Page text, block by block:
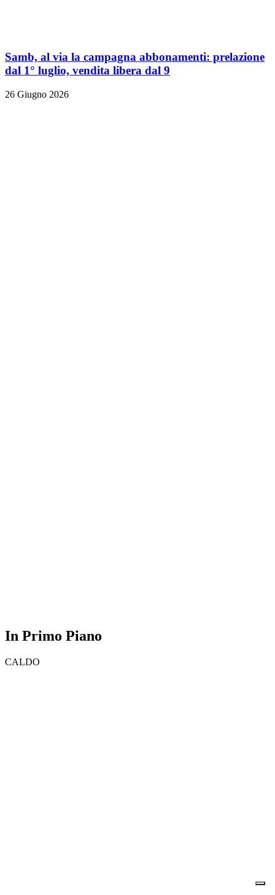
Samb, al via la campagna abbonamenti: prelazione
dal 1° luglio, vendita libera dal 9
26 Giugno 2026
In Primo Piano
CALDO